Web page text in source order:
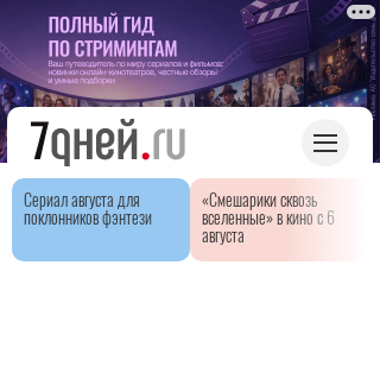
Сериал августа для
поклонников фэнтези
«Смешарики сквозь
вселенные» в кино с 6
августа